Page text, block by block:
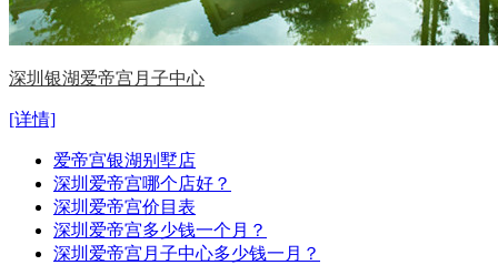
深圳银湖爱帝宫月子中心
[详情]
爱帝宫银湖别墅店
深圳爱帝宫哪个店好？
深圳爱帝宫价目表
深圳爱帝宫多少钱一个月？
深圳爱帝宫月子中心多少钱一月？